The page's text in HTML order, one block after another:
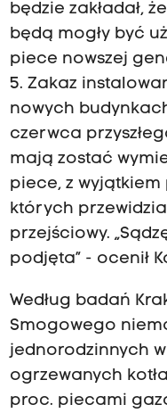
będzie zakładał,
będą mogły być
piece nowszej
5. Zakaz
nowych
czerwca
mają zostać
piece, z wyjątkiem
których
przejściowy.
podjęta” - ocenił
Według badań
Smogowego
jednorodzinnych
ogrzewanych
proc. piecami